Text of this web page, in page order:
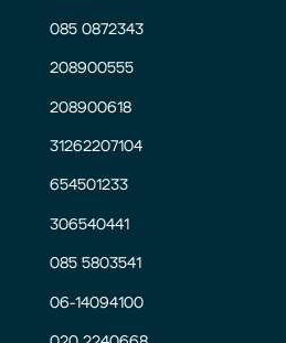
085 0872343
208900555
208900618
31262207104
654501233
306540441
085 5803541
06-14094100